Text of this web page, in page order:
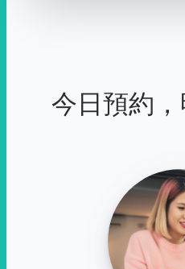
今日預約，